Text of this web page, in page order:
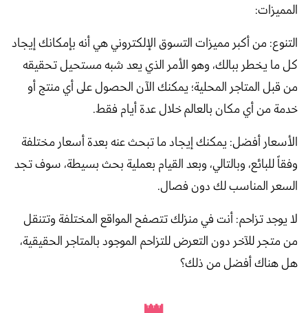
المميزات:
التنوع: من أكبر مميزات التسوق الإلكتروني هي أنه بإمكانك إيجاد
كل ما يخطر ببالك، وهو الأمر الذي يعد شبه مستحيل تحقيقه
من قبل المتاجر المحلية؛ يمكنك الآن الحصول على أي منتج أو
خدمة من أي مكان بالعالم خلال عدة أيام فقط.
الأسعار أفضل: يمكنك إيجاد ما تبحث عنه بعدة أسعار مختلفة
وفقاً للبائع، وبالتالي، وبعد القيام بعملية بحث بسيطة، سوف تجد
السعر المناسب لك دون فصال.
لا يوجد تزاحم: أنت في منزلك تتصفح المواقع المختلفة وتتنقل
من متجر للآخر دون التعرض للتزاحم الموجود بالمتاجر الحقيقية،
هل هناك أفضل من ذلك؟